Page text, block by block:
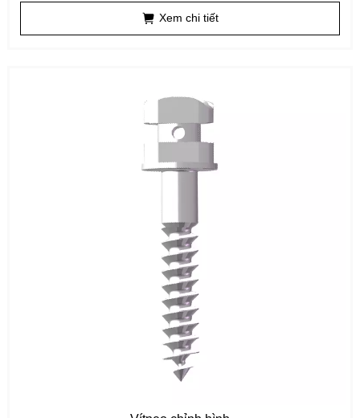
Xem chi tiết